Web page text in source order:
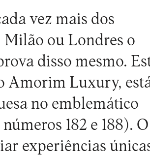
vez mais dos
Milão ou Londres o
disso mesmo.
Amorim Luxury,
no emblemático
182 e 188). O
experiências